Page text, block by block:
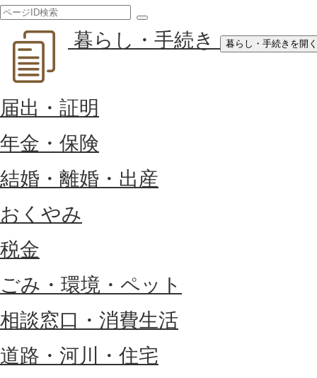
索
暮らし・手続き 暮らし・手続きを開く
届出・証明
年金・保険
結婚・離婚・出産
おくやみ
税金
ごみ・環境・ペット
相談窓口・消費生活
道路・河川・住宅